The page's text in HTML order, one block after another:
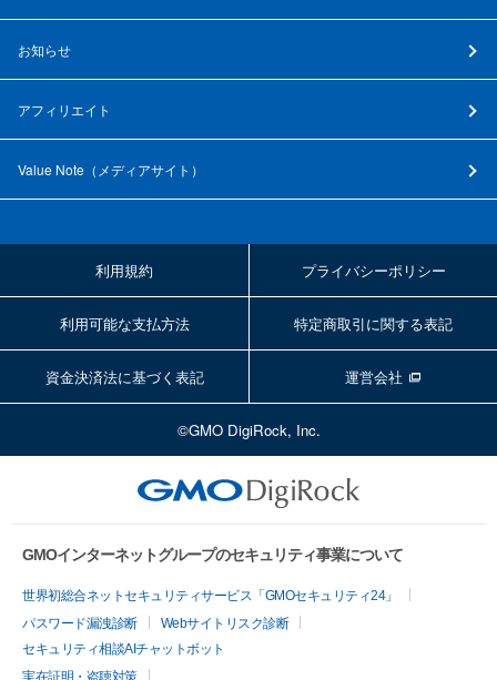
お知らせ
アフィリエイト
Value Note（ メディアサイト ）
利用規約 プライバシーポリシー
利用可能な支払方法 特定商取引に関する表記
資金決済法に基づく表記 運営会社
©GMO DigiRock, Inc.
GMOインターネットグループのセキュリティ事業について
世界初総合ネットセキュリティサービス「GMOセキュリティ24」
パスワード漏洩診断
Webサイトリスク診断
セキュリティ相談AIチャットボット
実在証明・盗聴対策